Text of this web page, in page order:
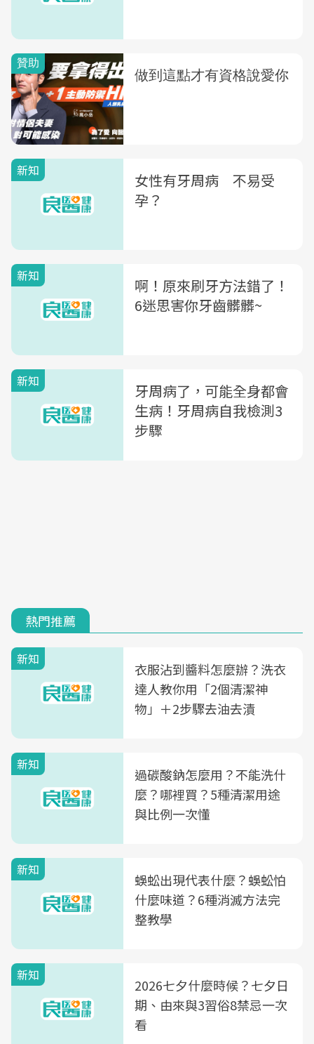
新知
女性有牙周病 不易受
孕？
新知
啊！原來刷牙方法錯了！
6迷思害你牙齒髒髒~
新知
牙周病了，可能全身都會
生病！牙周病自我檢測3
步驟
熱門推薦
新知
衣服沾到醬料怎麼辦？洗衣
達人教你用「2個清潔神
物」＋2步驟去油去漬
新知
過碳酸鈉怎麼用？不能洗什
麼？哪裡買？5種清潔用途
與比例一次懂
新知
蜈蚣出現代表什麼？蜈蚣怕
什麼味道？6種消滅方法完
整教學
新知
2026七夕什麼時候？七夕日
期、由來與3習俗8禁忌一次
看